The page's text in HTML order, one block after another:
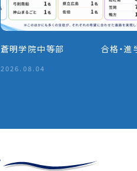
蒼明学院中等部 合格・進
2026.08.04